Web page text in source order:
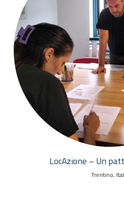
LocAzione – Un
Trentino,